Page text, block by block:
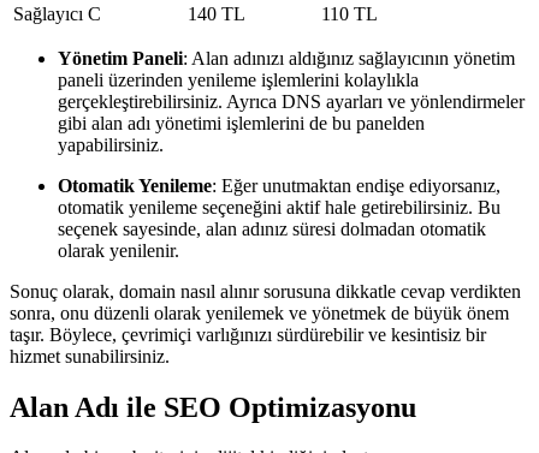
Sağlayıcı C
140 TL 110 TL
Yönetim Paneli: Alan adınızı aldığınız sağlayıcının yönetim
paneli üzerinden yenileme işlemlerini kolaylıkla
gerçekleştirebilirsiniz. Ayrıca DNS ayarları ve yönlendirmeler
gibi alan adı yönetimi işlemlerini de bu panelden
yapabilirsiniz.
Otomatik Yenileme: Eğer unutmaktan endişe ediyorsanız,
otomatik yenileme seçeneğini aktif hale getirebilirsiniz. Bu
seçenek sayesinde, alan adınız süresi dolmadan otomatik
olarak yenilenir.
Sonuç olarak, domain nasıl alınır sorusuna dikkatle cevap verdikten
sonra, onu düzenli olarak yenilemek ve yönetmek de büyük önem
taşır. Böylece, çevrimiçi varlığınızı sürdürebilir ve kesintisiz bir
hizmet sunabilirsiniz.
Alan Adı ile SEO Optimizasyonu